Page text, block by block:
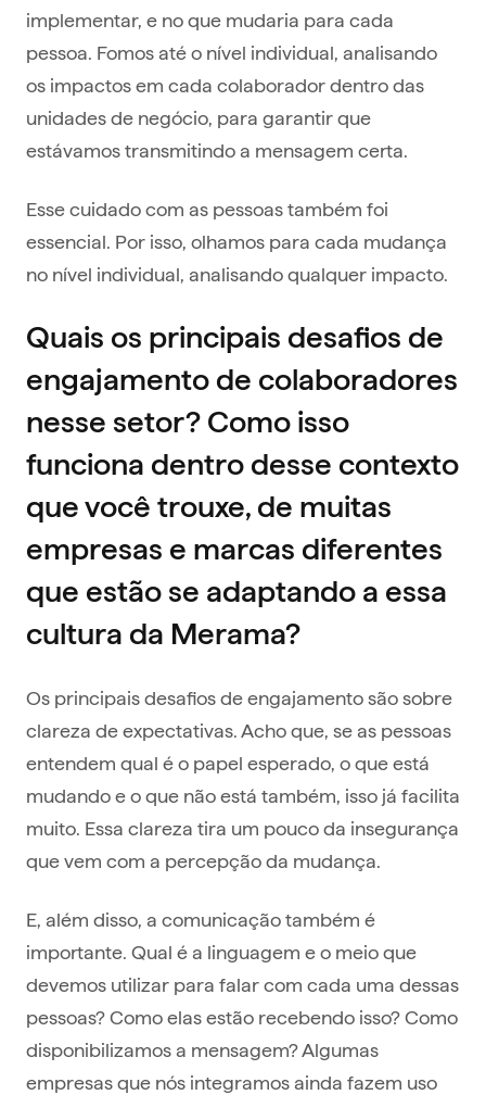
implementar, e no que mudaria para cada
pessoa. Fomos até o nível individual, analisando
os impactos em cada colaborador dentro das
unidades de negócio, para garantir que
estávamos transmitindo a mensagem certa.
Esse cuidado com as pessoas também foi
essencial. Por isso, olhamos para cada mudança
no nível individual, analisando qualquer impacto.
Quais os principais desafios de
engajamento de colaboradores
nesse setor? Como isso
funciona dentro desse contexto
que você trouxe, de muitas
empresas e marcas diferentes
que estão se adaptando a essa
cultura da Merama?
Os principais desafios de engajamento são sobre
clareza de expectativas. Acho que, se as pessoas
entendem qual é o papel esperado, o que está
mudando e o que não está também, isso já facilita
muito. Essa clareza tira um pouco da insegurança
que vem com a percepção da mudança.
E, além disso, a comunicação também é
importante. Qual é a linguagem e o meio que
devemos utilizar para falar com cada uma dessas
pessoas? Como elas estão recebendo isso? Como
disponibilizamos a mensagem? Algumas
empresas que nós integramos ainda fazem uso